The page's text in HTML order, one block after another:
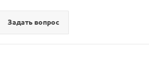
Задать вопрос